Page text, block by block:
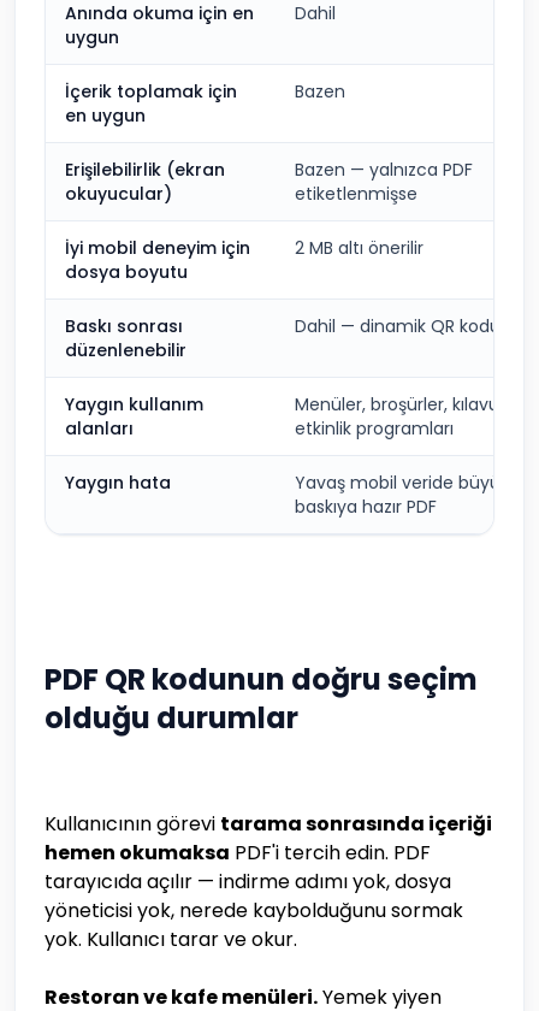
Anında okuma için en
uygun
Dahil
İçerik toplamak için
en uygun
Bazen
Erişilebilirlik (ekran
okuyucular)
Bazen — yalnızca PDF
etiketlenmişse
İyi mobil deneyim için
dosya boyutu
2 MB altı önerilir
Baskı sonrası
düzenlenebilir
Dahil — dinamik QR koduyla
Yaygın kullanım
alanları
Menüler, broşürler, kılavuzlar,
etkinlik programları
Yaygın hata
Yavaş mobil veride büyük,
baskıya hazır PDF
PDF QR kodunun doğru seçim
olduğu durumlar
Kullanıcının görevi tarama sonrasında içeriği
hemen okumaksa PDF'i tercih edin. PDF
tarayıcıda açılır — indirme adımı yok, dosya
yöneticisi yok, nerede kaybolduğunu sormak
yok. Kullanıcı tarar ve okur.
Restoran ve kafe menüleri.Yemek yiyen